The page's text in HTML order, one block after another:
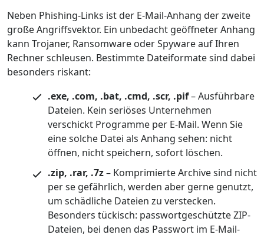
Neben Phishing-Links ist der E-Mail-Anhang der zweite
große Angriffsvektor. Ein unbedacht geöffneter Anhang
kann Trojaner, Ransomware oder Spyware auf Ihren
Rechner schleusen. Bestimmte Dateiformate sind dabei
besonders riskant:
.exe, .com, .bat, .cmd, .scr, .pif– Ausführbare
Dateien. Kein seriöses Unternehmen
verschickt Programme per E-Mail. Wenn Sie
eine solche Datei als Anhang sehen: nicht
öffnen, nicht speichern, sofort löschen.
.zip, .rar, .7z– Komprimierte Archive sind nicht
per se gefährlich, werden aber gerne genutzt,
um schädliche Dateien zu verstecken.
Besonders tückisch: passwortgeschützte ZIP-
Dateien, bei denen das Passwort im E-Mail-